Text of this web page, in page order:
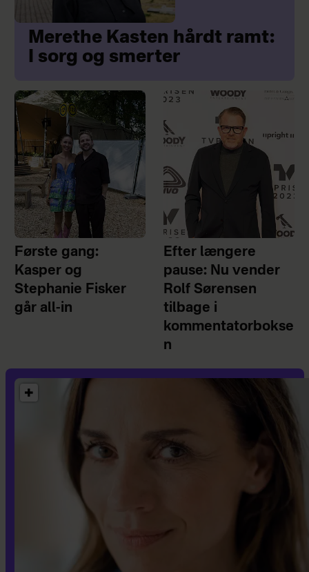
Merethe Kasten hårdt ramt:
I sorg og smerter
Første gang:
Kasper og
Stephanie Fisker
går all-in
Efter længere
pause: Nu vender
Rolf Sørensen
tilbage i
kommentatorbokse
n